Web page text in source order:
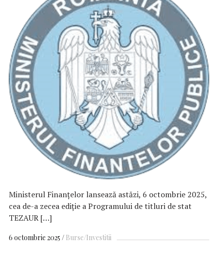
Ministerul Finanțelor lansează astăzi, 6 octombrie 2025,
cea de-a zecea ediție a Programului de titluri de stat
TEZAUR […]
6 octombrie 2025 Burse/Investitii